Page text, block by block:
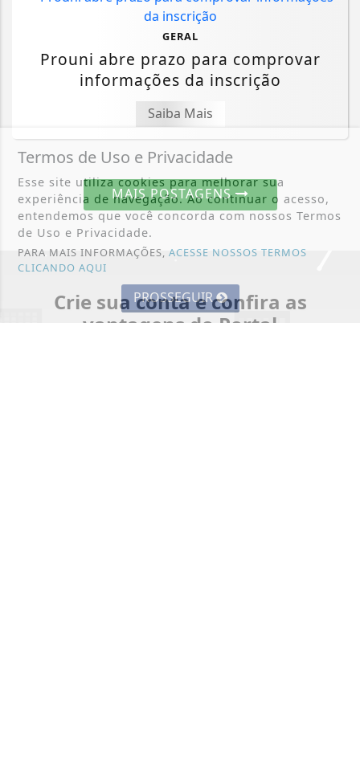
GERAL
Prouni abre prazo para comprovar
informações da inscrição
Saiba Mais
MAIS POSTAGENS
Crie sua conta e confira as
vantagens do Portal
Termos de Uso e Privacidade
Esse site utiliza cookies para melhorar sua
experiência de navegação. Ao continuar o acesso,
entendemos que você concorda com nossos Termos
de Uso e Privacidade.
PARA MAIS INFORMAÇÕES,ACESSE NOSSOS TERMOS
CLICANDO AQUI
PROSSEGUIR